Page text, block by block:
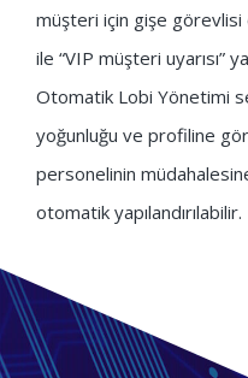
müşteri için gişe görevlisi
ile “VIP müşteri uyarısı”
Otomatik Lobi Yönetimi
yoğunluğu ve profiline
personelinin
otomatik yapılandırılabilir.